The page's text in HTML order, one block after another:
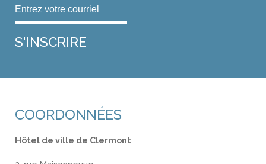
COORDONNÉES
Hôtel de ville de Clermont